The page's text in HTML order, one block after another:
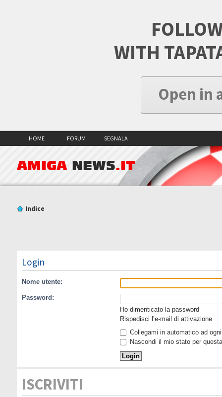
WITH
Open in
HOME FORUM SEGNALA
AMIGA NEWS.IT
Indice
Login
Nome utente:
Password:
Ho dimenticato la password
Rispedisci l’e-mail di attivazione
Collegami in automatico ad
Nascondi il mio stato per
ISCRIVITI